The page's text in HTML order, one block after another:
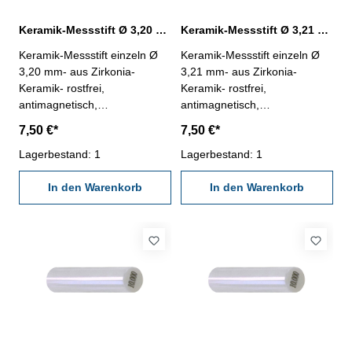
Keramik-Messstift Ø 3,20 mm ± 0,0015 mm
Keramik-Messstift einzeln Ø
3,20 mm- aus Zirkonia-
Keramik- rostfrei,
antimagnetisch,
1250- Werkstatt-Ausführung-
Länge 50 mm- Genauigkeit <
± 0,0015 mm- in Kunststoff-
7,50 €*
Lagerbestand: 1
In den Warenkorb
Keramik-Messstift Ø 3,21 mm ± 0,0015 mm
Keramik-Messstift einzeln Ø
3,21 mm- aus Zirkonia-
Keramik- rostfrei,
antimagnetisch,
1250- Werkstatt-Ausführung-
Länge 50 mm- Genauigkeit <
± 0,0015 mm- in Kunststoff-
7,50 €*
Lagerbestand: 1
In den Warenkorb